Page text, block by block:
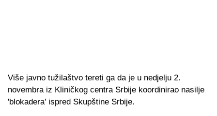
Više javno tužilaštvo tereti ga da je u nedjelju 2.
novembra iz Kliničkog centra Srbije koordinirao nasilje
'blokadera' ispred Skupštine Srbije.